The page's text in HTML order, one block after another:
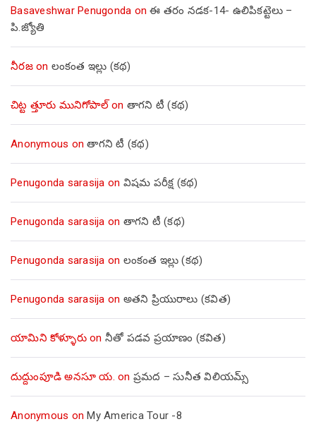
Basaveshwar Penugonda onఈ తరం నడక-14- ఉలిపికట్టెలు –
పి.జ్యోతి
నీరజon లంకంత ఇల్లు (కథ)
చిట్ట త్తూరు మునిగోపాల్on తాగని టీ (కథ)
Anonymous onతాగని టీ (కథ)
Penugonda sarasija on విషమ పరీక్ష (క‌థ‌)
Penugonda sarasija on తాగని టీ (కథ)
Penugonda sarasija on లంకంత ఇల్లు (కథ)
Penugonda sarasija on అతని ప్రియురాలు (కవిత)
యామిని కోళ్ళూరుon నీతో పడవ ప్రయాణం (కవిత)
దుద్దుంపూడి అనసూ య. on ప్రమద – సునీత విలియమ్స్
Anonymous onMy America Tour -8